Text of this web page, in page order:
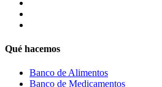
Qué hacemos
Banco de Alimentos
Banco de Medicamentos